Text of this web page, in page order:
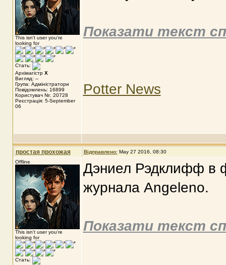
This isn't user you're
looking for
Стать:
Архімагістр X
Вигляд: --
Група: Адміністратори
Повідомлень: 16899
Користувач №: 20728
Реєстрація: 5-September
06
Показати текст
Potter News
простая прохожая Відправлено: May 27 2016, 08:30
Offline
This isn't user you're
looking for
Стать:
Дэниел Рэдклифф в
журнала Angeleno.
Показати текст